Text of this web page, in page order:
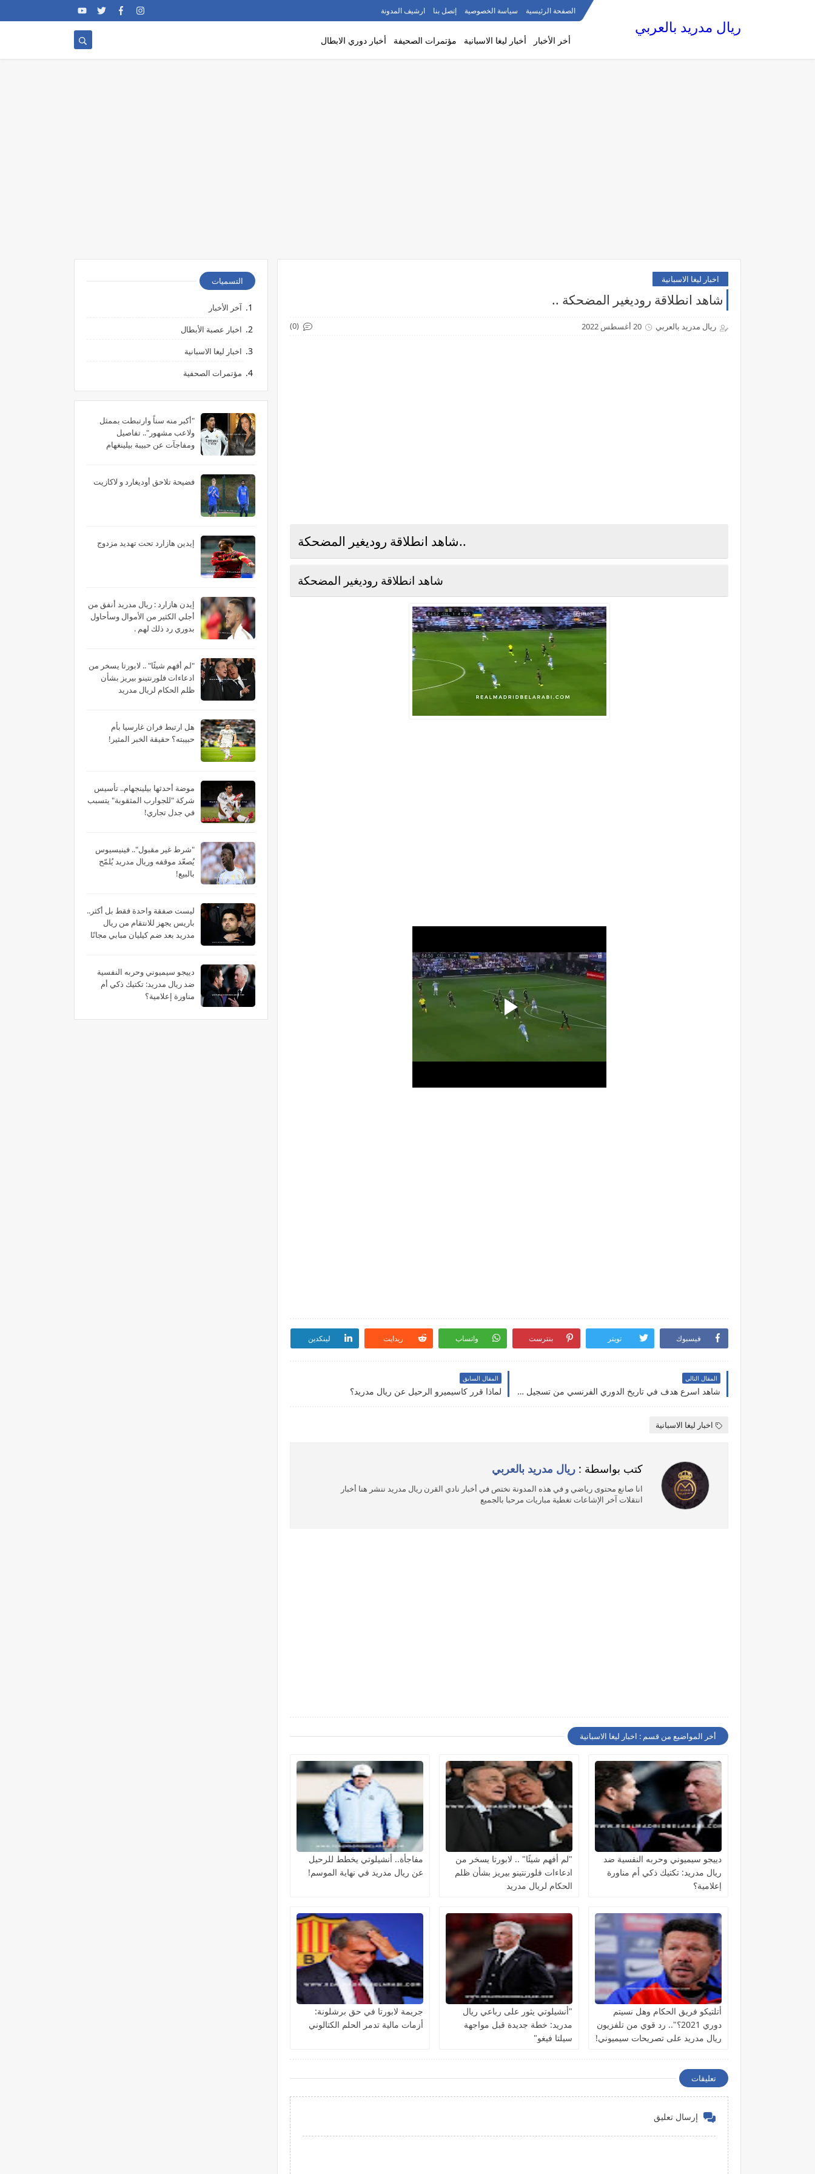
الصفحة الرئيسية سياسة الخصوصية إتصل بنا ارشيف المدونة
ريال مدريد بالعربي
أخر الأخبار أخبار ليغا الاسبانية مؤتمرات الصحيفة أخبار دوري الابطال
اخبار ليغا الاسبانية
شاهد انطلاقة روديغير المضحكة ..
ريال مدريد بالعربي 20 أغسطس 2022 (0)
..شاهد انطلاقة روديغير المضحكة
شاهد انطلاقة روديغير المضحكة
فيسبوك تويتر بنترست واتساب ريدايت لينكدين
المقال التالي
شاهد اسرع هدف في تاريخ الدوري الفرنسي من تسجيل مبابي بعد تمريرة ليونيل ميسي
المقال السابق
لماذا قرر كاسيميرو الرحيل عن ريال مدريد؟
اخبار ليغا الاسبانية
كتب بواسطة : ريال مدريد بالعربي
انا صانع محتوى رياضي و في هذه المدونة نختص في أخبار نادي القرن ريال مدريد ننشر هنا أخبار
انتقلات آخر الإشاعات تغطية مباريات مرحبا بالجميع
أخر المواضيع من قسم : اخبار ليغا الاسبانية
دييجو سيميوني وحربه النفسية ضد
ريال مدريد: تكتيك ذكي أم مناورة
إعلامية؟
"لم أفهم شيئًا" .. لابورتا يسخر من
ادعاءات فلورنتينو بيريز بشأن ظلم
الحكام لريال مدريد
مفاجأة.. أنشيلوتي يخطط للرحيل
عن ريال مدريد في نهاية الموسم!
أتلتيكو فريق الحكام وهل نسيتم
دوري 2021؟".. رد قوي من تلفزيون
ريال مدريد على تصريحات سيميوني!
"أنشيلوتي يثور على رباعي ريال
مدريد: خطة جديدة قبل مواجهة
سيلتا فيغو"
جريمة لابورتا في حق برشلونة:
أزمات مالية تدمر الحلم الكتالوني
تعليقات
إرسال تعليق
التسميات
آخر الأخبار
اخبار عصبة الأبطال
اخبار ليغا الاسبانية
مؤتمرات الصحفية
"أكبر منه سناً وارتبطت بممثل
ولاعب مشهور".. تفاصيل
ومفاجآت عن حبيبة بيلينغهام
فضيحة تلاحق أوديغارد و لاكازيت
إيدين هازارد تحت تهديد مزدوج
‏إيدن هازارد : ريال مدريد أنفق من
أجلي الكثير من الأموال وسأحاول
بدوري رد ذلك لهم .
"لم أفهم شيئًا" .. لابورتا يسخر من
ادعاءات فلورنتينو بيريز بشأن
ظلم الحكام لريال مدريد
هل ارتبط فران غارسيا بأم
حبيبته؟ حقيقة الخبر المثير!
موضة أحدثها بيلينجهام.. تأسيس
شركة "للجوارب المثقوبة" يتسبب
في جدل تجاري!
"شرط غير مقبول".. فينيسيوس
يُصعّد موقفه وريال مدريد يُلمّح
بالبيع!
ليست صفقة واحدة فقط بل أكثر..
باريس يجهز للانتقام من ريال
مدريد بعد ضم كيليان مبابي مجانًا
دييجو سيميوني وحربه النفسية
ضد ريال مدريد: تكتيك ذكي أم
مناورة إعلامية؟